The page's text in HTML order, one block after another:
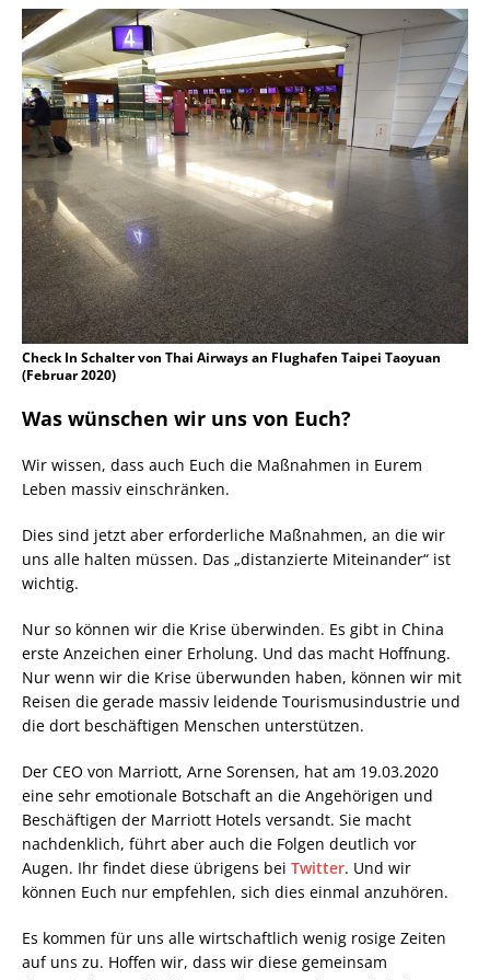
Check In Schalter von Thai Airways an Flughafen Taipei Taoyuan
(Februar 2020)
Was wünschen wir uns von Euch?
Wir wissen, dass auch Euch die Maßnahmen in Eurem
Leben massiv einschränken.
Dies sind jetzt aber erforderliche Maßnahmen, an die wir
uns alle halten müssen. Das „distanzierte Miteinander“ ist
wichtig.
Nur so können wir die Krise überwinden. Es gibt in China
erste Anzeichen einer Erholung. Und das macht Hoffnung.
Nur wenn wir die Krise überwunden haben, können wir mit
Reisen die gerade massiv leidende Tourismusindustrie und
die dort beschäftigen Menschen unterstützen.
Der CEO von Marriott, Arne Sorensen, hat am 19.03.2020
eine sehr emotionale Botschaft an die Angehörigen und
Beschäftigen der Marriott Hotels versandt. Sie macht
nachdenklich, führt aber auch die Folgen deutlich vor
Augen. Ihr findet diese übrigens bei Twitter. Und wir
können Euch nur empfehlen, sich dies einmal anzuhören.
Es kommen für uns alle wirtschaftlich wenig rosige Zeiten
auf uns zu. Hoffen wir, dass wir diese gemeinsam